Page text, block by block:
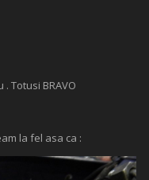
Totusi BRAVO
la fel asa ca :